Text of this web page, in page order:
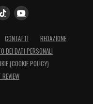
CONTATTI
REDAZIONE
DEI DATI PERSONALI
(COOKIE POLICY)